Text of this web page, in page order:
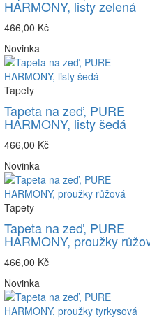
HARMONY, listy zelená
466,00 Kč
Novinka
Tapety
Tapeta na zeď, PURE
HARMONY, listy šedá
466,00 Kč
Novinka
Tapety
Tapeta na zeď, PURE
HARMONY, proužky
466,00 Kč
Novinka